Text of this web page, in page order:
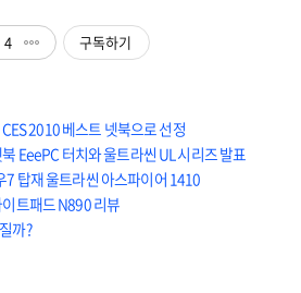
4 구독하기
2010 베스트 넷북으로 선정
EeePC 터치와 울트라씬 UL 시리즈 발표
탑재 울트라씬 아스파이어 1410
트패드 N890 리뷰
까?